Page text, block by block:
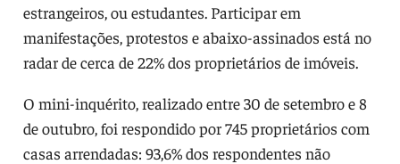
estrangeiros, ou estudantes. Participar em
manifestações, protestos e abaixo-assinados está no
radar de cerca de 22% dos proprietários de imóveis.
O mini-inquérito, realizado entre 30 de setembro e 8
de outubro, foi respondido por 745 proprietários com
casas arrendadas: 93,6% dos respondentes não